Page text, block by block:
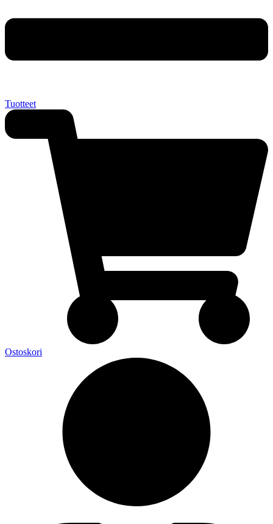
Tuotteet
Ostoskori